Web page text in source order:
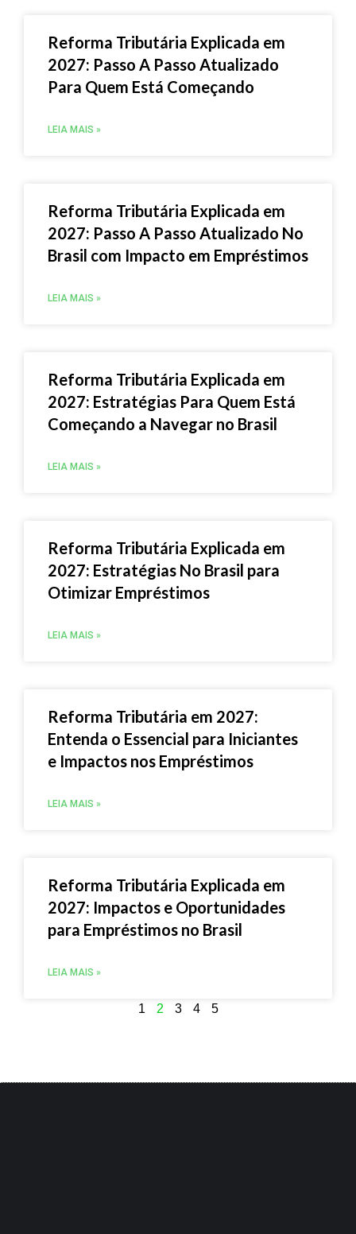
Reforma Tributária Explicada em
2027: Passo A Passo Atualizado
Para Quem Está Começando
LEIA MAIS »
Reforma Tributária Explicada em
2027: Passo A Passo Atualizado No
Brasil com Impacto em Empréstimos
LEIA MAIS »
Reforma Tributária Explicada em
2027: Estratégias Para Quem Está
Começando a Navegar no Brasil
LEIA MAIS »
Reforma Tributária Explicada em
2027: Estratégias No Brasil para
Otimizar Empréstimos
LEIA MAIS »
Reforma Tributária em 2027:
Entenda o Essencial para Iniciantes
e Impactos nos Empréstimos
LEIA MAIS »
Reforma Tributária Explicada em
2027: Impactos e Oportunidades
para Empréstimos no Brasil
LEIA MAIS »
1 2 3 4 5